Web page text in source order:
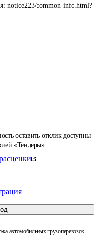
оставить отклик доступны
«Тендеры»
автомобильных грузоперевозок.
notice223/common-info.html?